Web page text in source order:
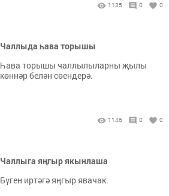
1135 0 0
Чаллыда һава торышы
Һава торышы чаллылыларны җылы
көннәр белән сөендерә.
1146 0 0
Чаллыга яңгыр якынлаша
Бүген иртәгә яңгыр явачак.